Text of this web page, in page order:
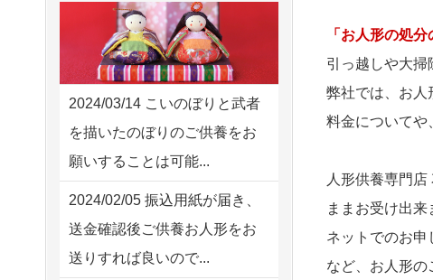
「お人形の処
引っ越しや大掃
弊社では、お人
料金についてや
人形供養専門
ままお受け出
ネットでのお申
など、お人形の
2026/08/02 10:39
神奈川の方からお申込み
2026/08/02 09:15
神奈川の方からお申込み
2026/08/02 06:46
相模原の方からお申込み
2026/08/01 19:28
東京都の方からお申込み
2026/08/02 NEW
祖母の人形
供養の際も利用させていただ
き安心感がある
お人形の仕
分けなども丁寧に行う様子か
ら、大切...
供養の内容（料金
や送り方等）がとても丁寧に
説...
2024/03/14 こいのぼりと武者
を描いたのぼりのご供養をお
願いすることは可能...
2024/02/05 振込用紙が届き、
送金確認後ご供養お人形をお
送りすれば良いので...